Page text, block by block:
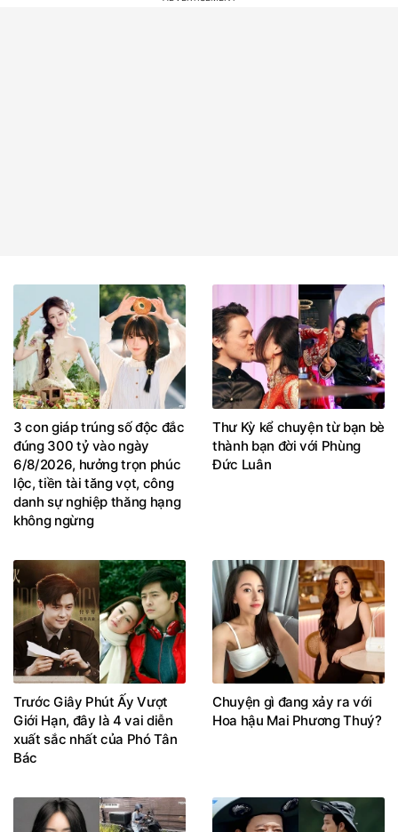
3 con giáp trúng số độc đắc
đúng 300 tỷ vào ngày
6/8/2026, hưởng trọn phúc
lộc, tiền tài tăng vọt, công
danh sự nghiệp thăng hạng
không ngừng
Thư Kỳ kể chuyện từ bạn bè
thành bạn đời với Phùng
Đức Luân
Trước Giây Phút Ấy Vượt
Giới Hạn, đây là 4 vai diễn
xuất sắc nhất của Phó Tân
Bác
Chuyện gì đang xảy ra với
Hoa hậu Mai Phương Thuý?